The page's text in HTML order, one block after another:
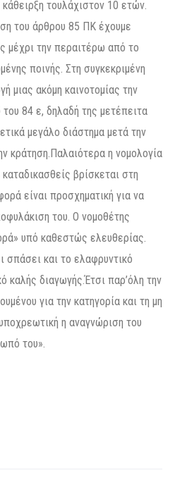
τουλάχιστον 10 ετών.
του άρθρου 85 ΠΚ έχουμε
μέχρι την περαιτέρω από το
ποινής. Στη συγκεκριμένη
μιας ακόμη καινοτομίας την
84 ε, δηλαδή της μετέπειτα
μεγάλο διάστημα μετά την
κράτηση.Παλαιότερα η νομολογία
βρίσκεται στη
είναι προσχηματική για να
του. Ο νομοθέτης
υπό καθεστώς ελευθερίας.
και το ελαφρυντικό
καλής διαγωγής.Έτσι παρ’όλη την
για την κατηγορία και τη μη
η αναγνώριση του
του».